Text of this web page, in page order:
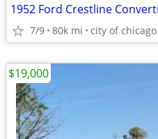
1952 Ford Crestline
7/9 80k mi city of chicago
$19,000